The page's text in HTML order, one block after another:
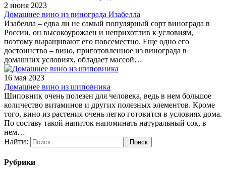
2 июня 2023
Домашнее вино из винограда Изабелла
Изабелла – едва ли не самый популярный сорт винограда в
России, он высокоурожаен и неприхотлив к условиям,
поэтому выращивают его повсеместно. Еще одно его
достоинство – вино, приготовленное из винограда в
домашних условиях, обладает массой…
16 мая 2023
Домашнее вино из шиповника
Шиповник очень полезен для человека, ведь в нем большое
количество витаминов и других полезных элементов. Кроме
того, вино из растения очень легко готовится в условиях дома.
По составу такой напиток напоминать натуральный сок, в
нем…
Найти:
Рубрики